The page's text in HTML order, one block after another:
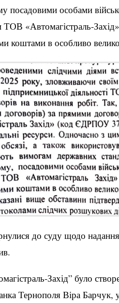
посадовими особами
ТОВ «Автомагістраль-
коштами в особливо
до суду щодо
Захід” було
Тернополя Віра Барчук,